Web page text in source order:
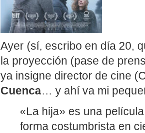
Ayer (sí, escribo en día 20,
la proyección (pase de
ya insigne director de cine
Cuenca… y ahí va mi
«La hija» es una
forma costumbrista en